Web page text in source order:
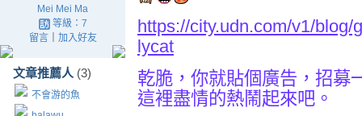
Mei Mei Ma
等級：7
留言｜ 加入好友
文章推薦人 (3)
不會游的魚
https://city.udn.com/v1/
lycat
乾脆，你就貼個廣告，招募
這裡盡情的熱鬧起來吧。